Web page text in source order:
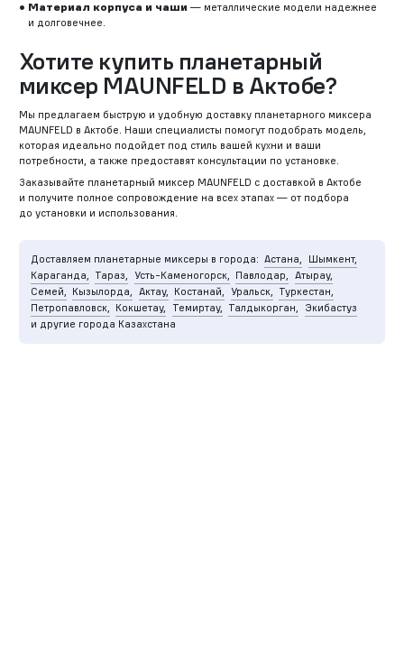
Материал корпуса и чаши — металлические модели надежнее
и долговечнее.
Хотите купить планетарный
миксер MAUNFELD в Актобе?
Мы предлагаем быструю и удобную доставку планетарного миксера
MAUNFELD в Актобе. Наши специалисты помогут подобрать модель,
которая идеально подойдет под стиль вашей кухни и ваши
потребности, а также предоставят консультации по установке.
Заказывайте планетарный миксер MAUNFELD с доставкой в Актобе
и получите полное сопровождение на всех этапах — от подбора
до установки и использования.
Доставляем планетарные миксеры в города: Астана,
Шымкент,
Караганда,
Тараз, Усть-Каменогорск, Павлодар,
Атырау,
Семей,
Кызылорда, Актау, Костанай, Уральск,
Туркестан,
Петропавловск,
Кокшетау, Темиртау, Талдыкорган,
Экибастуз
и другие города Казахстана